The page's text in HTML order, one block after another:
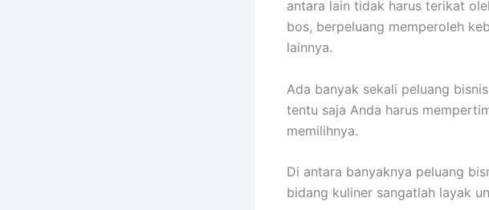
antara lain tidak harus terikat
bos, berpeluang memperoleh
lainnya.
Ada banyak sekali peluang
tentu saja Anda harus
memilihnya.
Di antara banyaknya peluang
bidang kuliner sangatlah layak